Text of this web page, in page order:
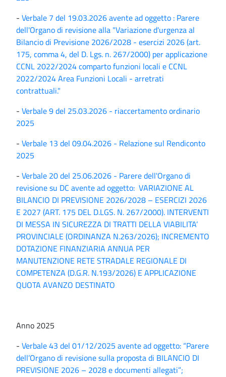
- Verbale 7 del 19.03.2026 avente ad oggetto : Parere
dell'Organo di revisione alla "Variazione d'urgenza al
Bilancio di Previsione 2026/2028 - esercizi 2026 (art.
175, comma 4, del D. Lgs. n. 267/2000) per applicazione
CCNL 2022/2024 comparto funzioni locali e CCNL
2022/2024 Area Funzioni Locali - arretrati
contrattuali."
- Verbale 9 del 25.03.2026 - riaccertamento ordinario
2025
- Verbale 13 del 09.04.2026 - Relazione sul Rendiconto
2025
- Verbale 20 del 25.06.2026 - Parere dell'Organo di
revisione su DC avente ad oggetto: VARIAZIONE AL
BILANCIO DI PREVISIONE 2026/2028 – ESERCIZI 2026
E 2027 (ART. 175 DEL D.LGS. N. 267/2000). INTERVENTI
DI MESSA IN SICUREZZA DI TRATTI DELLA VIABILITA’
PROVINCIALE (ORDINANZA N.263/2026); INCREMENTO
DOTAZIONE FINANZIARIA ANNUA PER
MANUTENZIONE RETE STRADALE REGIONALE DI
COMPETENZA (D.G.R. N.193/2026) E APPLICAZIONE
QUOTA AVANZO DESTINATO
Anno 2025
- Verbale 43 del 01/12/2025 avente ad oggetto: “Parere
dell’Organo di revisione sulla proposta di BILANCIO DI
PREVISIONE 2026 – 2028 e documenti allegati”;